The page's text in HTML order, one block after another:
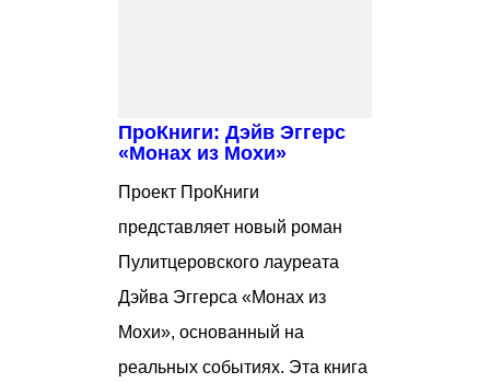
ПроКниги: Дэйв Эггерс
«Монах из Мохи»
Проект ПроКниги
представляет новый роман
Пулитцеровского лауреата
Дэйва Эггерса «Монах из
Мохи», основанный на
реальных событиях. Эта книга